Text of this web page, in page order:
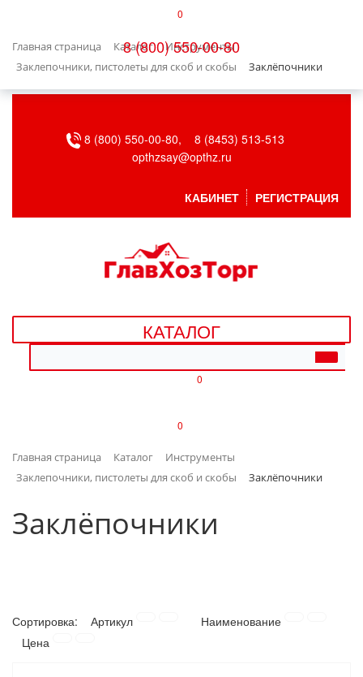
0
8 (800) 550-00-80
Главная страница Каталог
Инструменты
Заклепочники, пистолеты для скоб и скобы
Заклёпочники
БЫТОВАЯ ТЕХНИКА
ВЕНТИЛЯЦИЯ
ДАЧА, САД И ОГОРОД
ДЕТСКИЕ ТОВАРЫ
ИНТЕРЬЕР
ЛАКОКРАСОЧНЫЕ МАТЕРИАЛЫ
8 (800) 550-00-80,
8 (8453) 513-513
opthzsay@opthz.ru
КАБИНЕТ РЕГИСТРАЦИЯ
КАТАЛОГ
0
0
Главная страница Каталог
Инструменты
Заклепочники, пистолеты для скоб и скобы
Заклёпочники
Заклёпочники
Сортировка: Артикул
Наименование
Цена